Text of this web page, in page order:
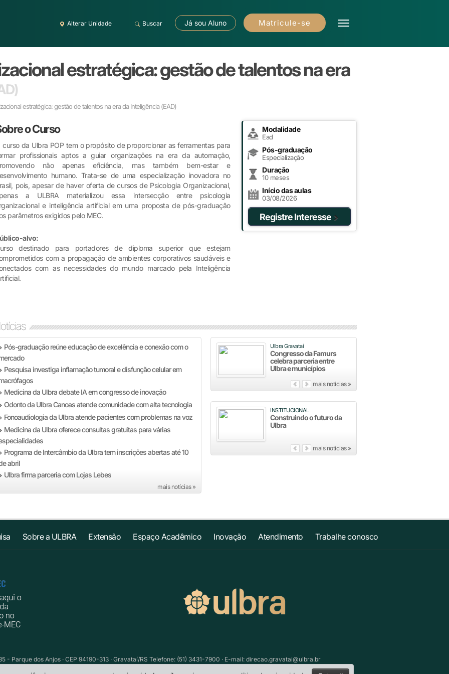
Alterar Unidade Buscar Já sou Aluno Matricule-se
estratégica: gestão de talentos na era
estratégica: gestão de talentos na era da Inteligência(EAD)
o Curso
curso da Ulbra POP tem o propósito de proporcionar as ferramentas para
profissionais aptos a guiar organizações na era da automação,
não apenas eficiência, mas também bem-estar e
humano. Trata-se de uma especialização inovadora no
pois, apesar de haver oferta de cursos de Psicologia Organizacional,
a ULBRA materializou essa intersecção entre psicologia
e inteligência artificial em uma proposta de pós-graduação
parâmetros exigidos pelo MEC.
alvo:
destinado para portadores de diploma superior que estejam
com a propagação de ambientes corporativos saudáveis e
com as necessidades do mundo marcado pela Inteligência
Modalidade
Ead
Pós-graduação
Especialização
Duração
10 meses
Início das aulas
03/08/2026
Registre Interesse
Pós-graduação reúne educação de excelência e conexão com o
Pesquisa investiga inflamação tumoral e disfunção celular em
Medicina da Ulbra debate IA em congresso de inovação
Odonto da Ulbra Canoas atende comunidade com alta tecnologia
Fonoaudiologia da Ulbra atende pacientes com problemas na voz
Medicina da Ulbra oferece consultas gratuitas para várias
Programa de Intercâmbio da Ulbra tem inscrições abertas até 10
abril
Ulbra firma parceria com Lojas Lebes
mais notícias »
Ulbra Gravataí
Congresso da Famurs
celebra parceria entre
Ulbra e municípios
mais notícias »
INSTITUCIONAL
Construindo o futuro da
Ulbra
mais notícias »
Sobre a ULBRA Extensão Espaço Acadêmico Inovação Atendimento Trabalhe conosco
- Parque dos Anjos · CEP 94190-313 · Gravataí/RS Telefone: (51) 3431-7900 · E-mail: direcao.gravatai@ulbra.br